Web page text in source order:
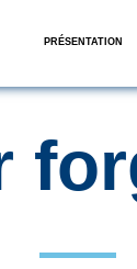
PRÉSENTATION